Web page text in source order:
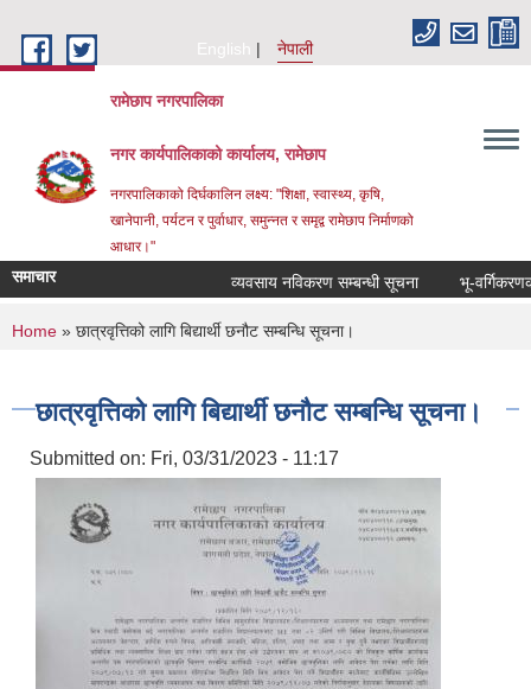
English
नेपाली
रामेछाप नगरपालिका
नगर कार्यपालिकाको कार्यालय, रामेछाप
नगरपालिकाको दिर्घकालिन लक्ष्य: "शिक्षा, स्वास्थ्य, कृषि,
खानेपानी, पर्यटन र पुर्वाधार, समुन्नत र समृद्व रामेछाप निर्माणको
आधार।"
समाचार व्यवसाय नविकरण सम्बन्धी सूचना भू-वर्गिकरणको
You are here
Home » छात्रवृत्तिको लागि बिद्यार्थी छनौट सम्बन्धि सूचना।
छात्रवृत्तिको लागि बिद्यार्थी छनौट सम्बन्धि सूचना।
Submitted on: Fri, 03/31/2023 - 11:17